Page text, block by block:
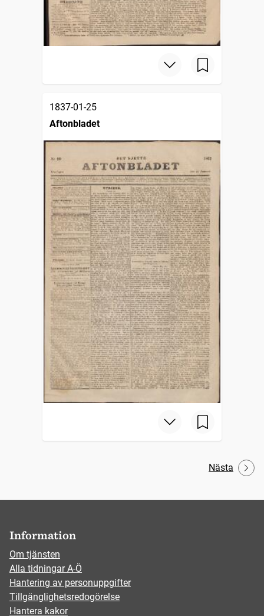
1837-01-25
Aftonbladet
Nästa
Information
Om tjänsten
Alla tidningar A-Ö
Hantering av personuppgifter
Tillgänglighetsredogörelse
Hantera kakor